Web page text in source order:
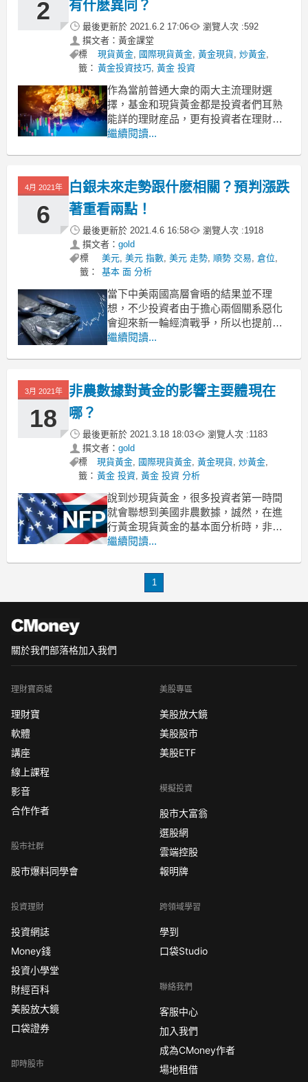
2
有什麽異同？
最後更新於 2021.6.2 17:06 瀏覽人次 :592
撰文者：黃金課堂
標
籤：
現貨黃金, 國際現貨黃金, 黃金現貨, 炒黃金,
黃金投資技巧, 黃金 投資
作為當前普通大衆的兩大主流理財選
擇，基金和現貨黃金都是投資者們耳熟
能詳的理財産品，更有投資者在理財項
目中將兩者都加入，以平衡收益風向。
資心得吧！
1、相同點——越低成本購入，收益越高
基金投資要盡
繼續閱讀...
4月 2021年
6
白銀未來走勢跟什麽相關？預判漲跌
著重看兩點！
最後更新於 2021.4.6 16:58 瀏覽人次 :1918
撰文者： gold
標
籤：
美元,美元 指數,美元 走勢,順勢 交易,倉位,
基本 面 分析
當下中美兩國高層會晤的結果並不理
想，不少投資者由于擔心兩個關系惡化
會迎來新一輪經濟戰爭，所以也提前做
好投資貴金屬避險産品的準備。而除了
跟什麽因素相關？小編下面重點給大家
講兩個：
繼續閱讀...
3月 2021年
18
非農數據對黃金的影響主要體現在
哪？
最後更新於 2021.3.18 18:03 瀏覽人次 :1183
撰文者： gold
標
籤：
現貨黃金, 國際現貨黃金,黃金現貨,炒黃金,
黃金 投資,黃金 投資 分析
說到炒現貨黃金，很多投資者第一時間
就會聯想到美國非農數據，誠然，在進
行黃金現貨黃金的基本面分析時，非農
數據是投資者必須關注、參考的重要因
1、非農對金價有什麼影響？
繼續閱讀...
1
關於我們部落格加入我們
理財寶商城
理財寶
軟體
講座
線上課程
影音
合作作者
股市社群
股市爆料同學會
投資理財
投資網誌
Money錢
投資小學堂
財經百科
美股放大鏡
口袋證券
即時股市
美股專區
美股放大鏡
美股股市
美股ETF
模擬投資
股市大富翁
選股網
雲端控股
報明牌
跨領域學習
學到
口袋Studio
聯絡我們
客服中心
加入我們
成為CMoney作者
場地租借